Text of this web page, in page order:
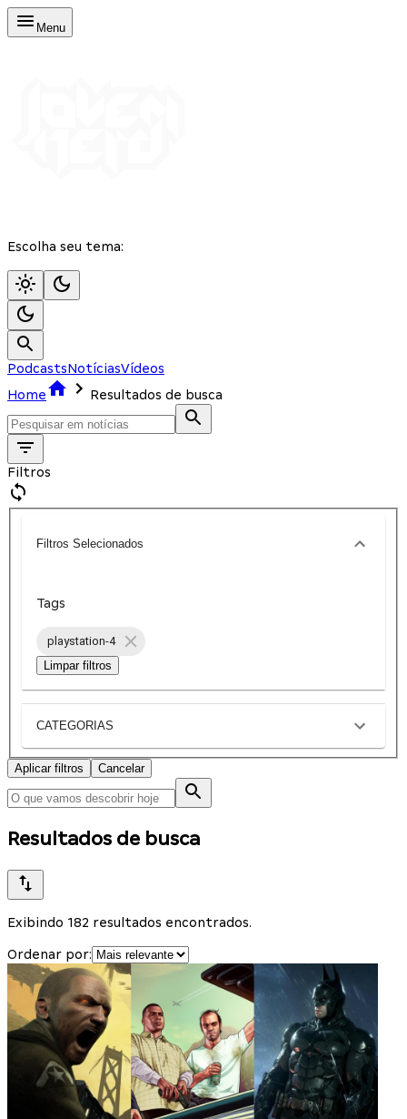
Menu
Escolha seu tema:
PodcastsNotíciasVídeos
Home
Resultados de busca
Filtros
Filtros Selecionados
Tags
playstation-4
Limpar filtros
CATEGORIAS
Aplicar filtros Cancelar
Resultados de busca
Exibindo 182 resultados encontrados.
Ordenar por: